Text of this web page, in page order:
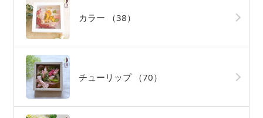
カラー （38）
チューリップ （70）